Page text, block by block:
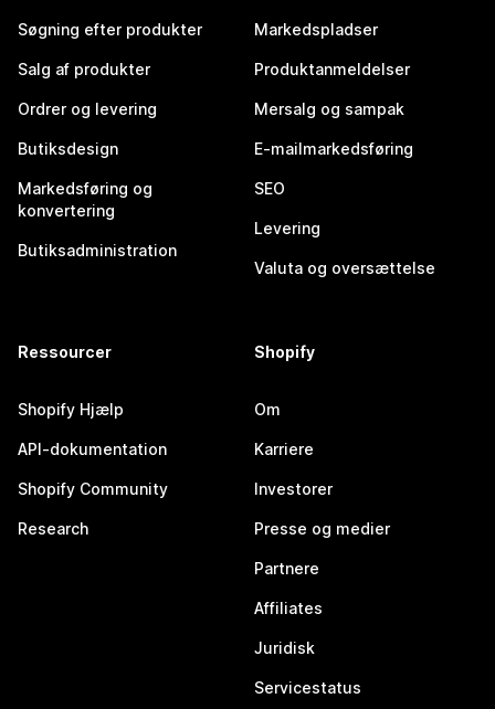
Søgning efter produkter
Salg af produkter
Ordrer og levering
Butiksdesign
Markedsføring og
konvertering
Butiksadministration
Markedspladser
Produktanmeldelser
Mersalg og sampak
E-mailmarkedsføring
SEO
Levering
Valuta og oversættelse
Ressourcer
Shopify Hjælp
API-dokumentation
Shopify Community
Research
Shopify
Om
Karriere
Investorer
Presse og medier
Partnere
Affiliates
Juridisk
Servicestatus